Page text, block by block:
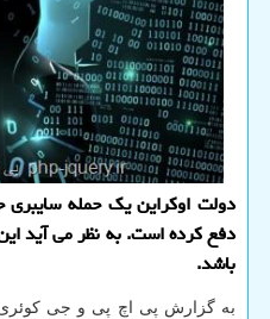
دولت اوکراین یک حمله
دفع کرده است. به نظر می آید
باشد.
به گزارش پی اچ پی و جی